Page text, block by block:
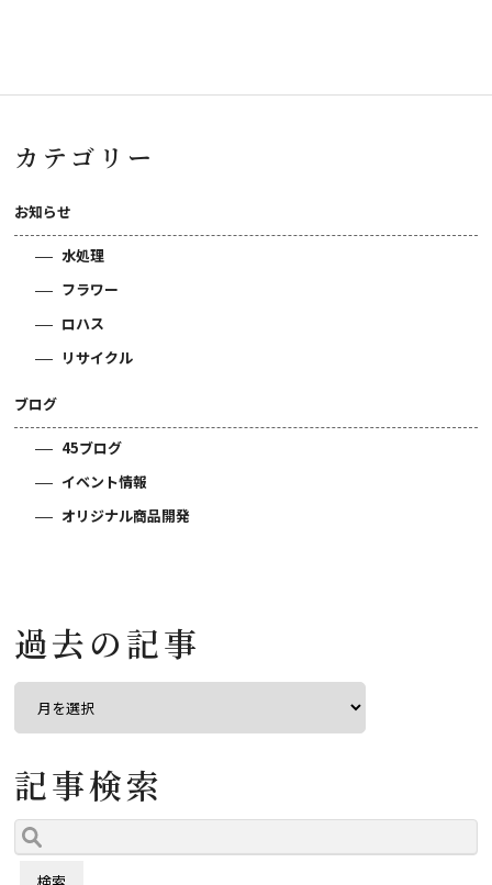
カテゴリー
お知らせ
水処理
フラワー
ロハス
リサイクル
ブログ
45ブログ
イベント情報
オリジナル商品開発
過去の記事
記事検索